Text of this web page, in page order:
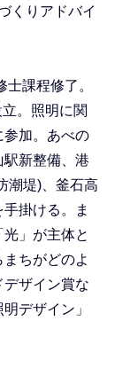
くりアドバイ
課程修了。
。照明に関
加。あべの
新整備、港
潮堤)、釜石高
掛ける。ま
」が主体と
ちがどのよ
デザイン賞な
デザイン」